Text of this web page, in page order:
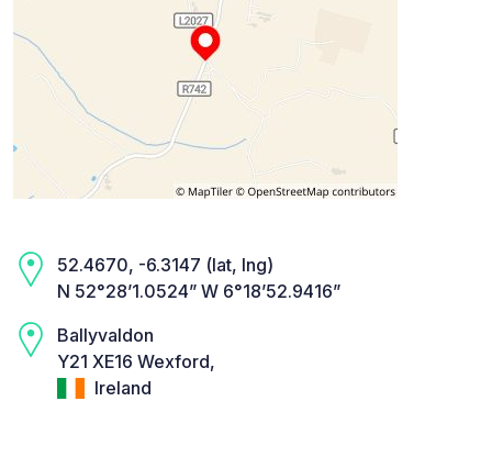
52.4670, -6.3147 (lat, lng)
N 52°28’1.0524” W 6°18’52.9416”
Ballyvaldon
Y21 XE16 Wexford,
Ireland